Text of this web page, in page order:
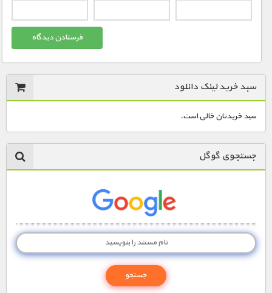
سبد خرید لینک دانلود
سبد خریدتان خالی است.
جستجوی گوگل